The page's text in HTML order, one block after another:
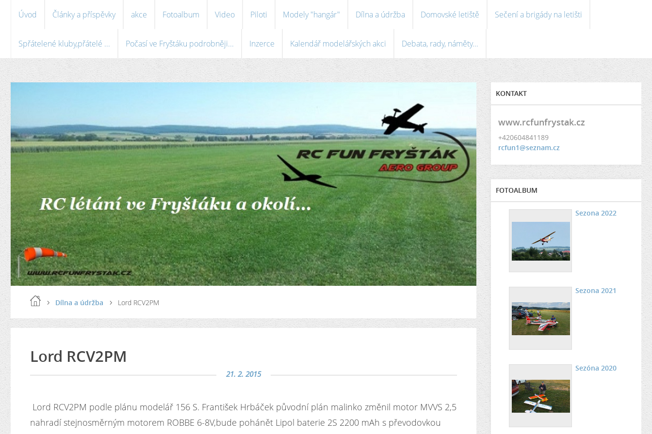
Úvod Články a příspěvky akce Fotoalbum Video Piloti Modely "hangár" Dílna a údržba Domovské letiště Sečení a brigády na letišti
Spřátelené kluby,přátelé ... Počasí ve Fryštáku podrobněji... Inzerce Kalendář modelářských akci Debata, rady, náměty...
Dílna a údržba Lord RCV2PM
Lord RCV2PM
21. 2. 2015
Lord RCV2PM podle plánu modelář 156 S. František Hrbáček původní plán malinko změnil motor MVVS 2,5
nahradí stejnosměrným motorem ROBBE 6-8V,bude pohánět Lipol baterie 2S 2200 mAh s převodovkou
KONTAKT
www.rcfunfrystak.cz
+420604841189
rcfun1@seznam.cz
FOTOALBUM
Sezona 2022
Sezona 2021
Sezóna 2020